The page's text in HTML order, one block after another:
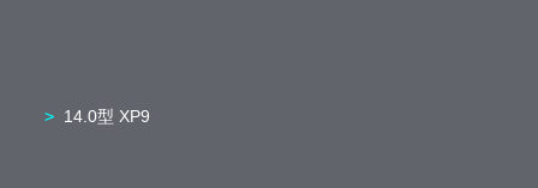
14.0型 XP9